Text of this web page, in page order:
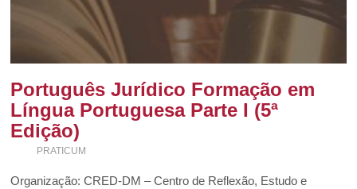
Português Jurídico Formação em
Língua Portuguesa Parte I (5ª
Edição)
PRATICUM
Organização: CRED-DM – Centro de Reflexão, Estudo e